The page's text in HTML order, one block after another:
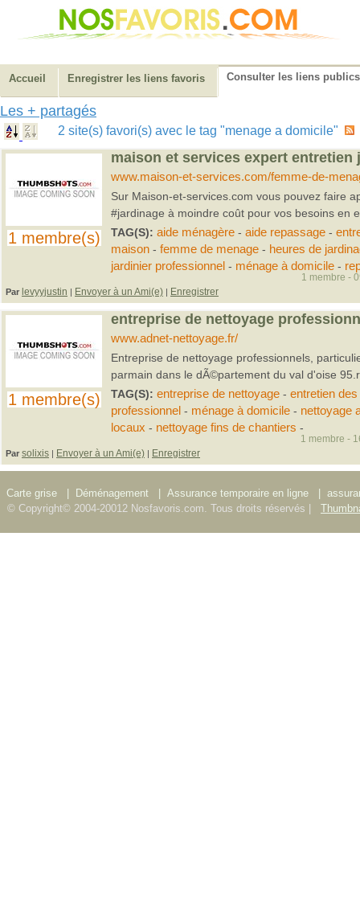
Accueil Enregistrer les liens favoris Consulter les liens publics
Les + partagés
2 site(s) favori(s) avec le tag "menage a domicile"
1 membre(s)
maison et services expert entretien
www.maison-et-services.com/femme-de-
Sur Maison-et-services.com vous pouvez faire
#jardinage à moindre coût pour vos besoins en
TAG(S): aide ménagère- aide repassage-
maison- femme de menage- heures de
jardinier professionnel - ménage à domicile-
Par levyyjustin | Envoyer à un Ami(e) | Enregistrer
1 membre -
1 membre(s)
entreprise de nettoyage
www.adnet-nettoyage.fr/
Entreprise de nettoyage professionnels,
parmain dans le dÃ©partement du val d'oise
TAG(S): entreprise de nettoyage- entretien
professionnel - ménage à domicile- nettoyage
locaux - nettoyage fins de chantiers -
Par solixis | Envoyer à un Ami(e) | Enregistrer
1 membre -
Carte grise Déménagement Assurance temporaire en ligne
© Copyright© 2004-20012 Nosfavoris.com. Tous droits réservés |